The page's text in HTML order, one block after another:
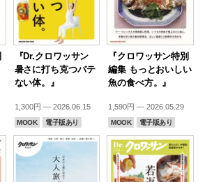
『Dr.クロワッサン
暑さに打ち克つバテ
ない体。』
1,300円 — 2026.06.15
MOOK 電子版あり
『クロワッサン特別
編集 もっとおいしい
魚の食べ方。』
1,590円 — 2026.05.29
MOOK 電子版あり